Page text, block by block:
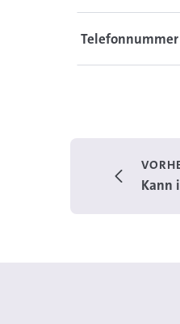
Telefonnummer
Kann